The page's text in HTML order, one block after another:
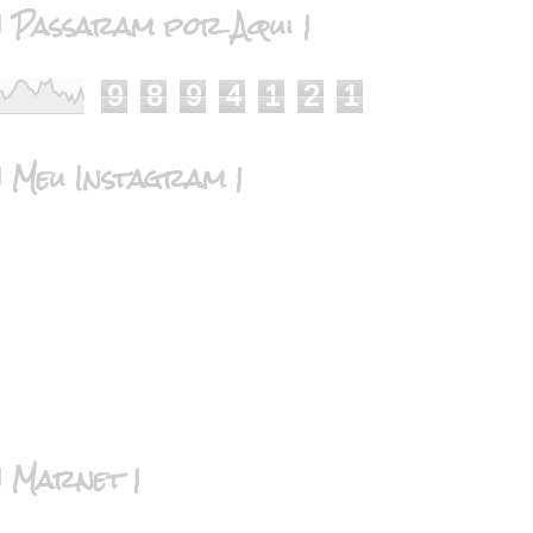
Passaram por Aqui |
9 8 9 4 1 2 1
Meu Instagram |
Marnet |